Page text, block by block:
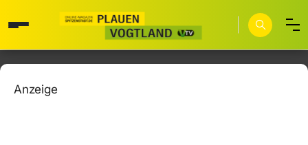
Anzeige